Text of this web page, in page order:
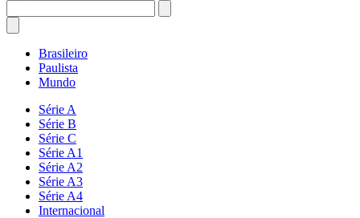
Brasileiro
Paulista
Mundo
Série A
Série B
Série C
Série A1
Série A2
Série A3
Série A4
Internacional